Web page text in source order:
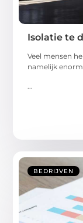
Isolatie te
Veel mensen
namelijk
BEDRIJVEN